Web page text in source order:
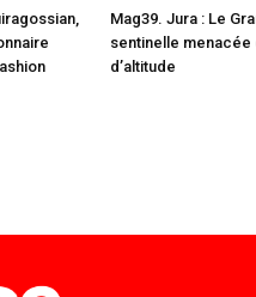
Mag39. Jura : Le
sentinelle
d’altitude